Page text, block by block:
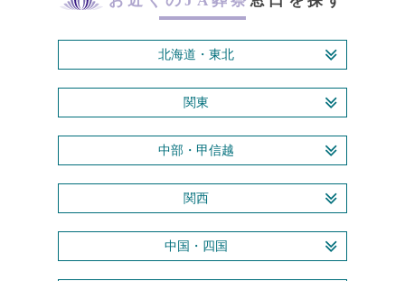
北海道・東北
関東
中部・甲信越
関西
中国・四国